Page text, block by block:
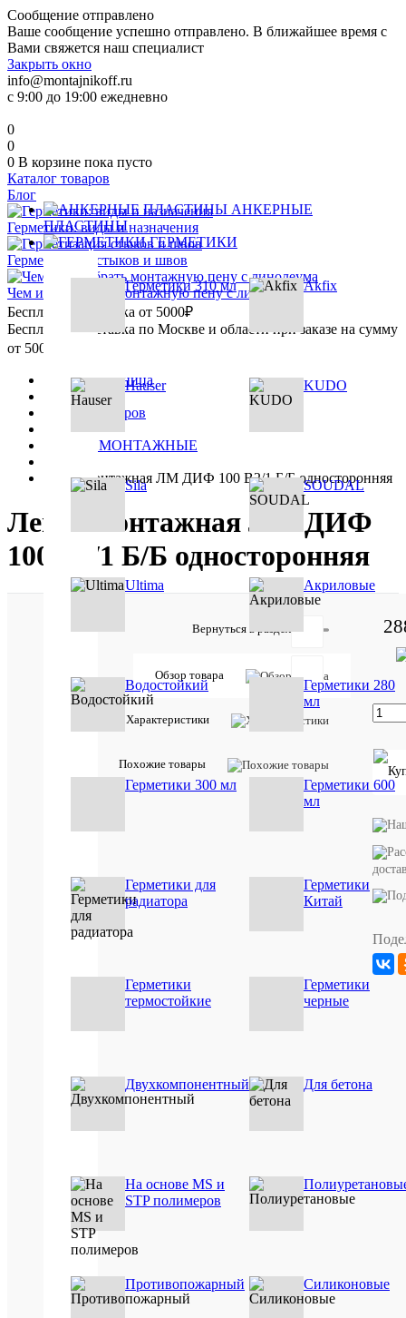
Сообщение отправлено
Ваше сообщение успешно отправлено. В ближайшее время с
Вами свяжется наш специалист
Закрыть окно
info@montajnikoff.ru
с 9:00 до 19:00 ежедневно
0
0
0 В корзине пока пусто
Каталог товаров
АНКЕРНЫЕ
ПЛАСТИНЫ
ГЕРМЕТИКИ
Герметики 310 мл Akfix
Hauser KUDO
Sila SOUDAL
Ultima Акриловые
Водостойкий
Герметики 280
мл
Герметики 300 мл
Герметики 600
мл
Герметики для
радиатора
Герметики
Китай
Герметики
термостойкие
Герметики
черные
Двухкомпонентный Для бетона
На основе MS и
STP полимеров
Противопожарный Силиконовые
Блог
Герметики: виды и назначения
Герметизация стыков и швов
Чем и как убрать монтажную пену с линолеума
Бесплатная доставка от 5000₽
Бесплатная доставка по Москве и области при заказе на сумму
от 5000₽
Главная страница
Каталог товаров
ЛЕНТЫ МОНТАЖНЫЕ
Лента монтажная ЛМ ДИФ 100 В2/1 Б/Б односторонняя
Лента монтажная ЛМ ДИФ
100 В2/1 Б/Б односторонняя
Вернуться в раздел
Обзор товара
Характеристики
Похожие товары
в акции:
Все
Базовая
единица
шт
Вид
работработы
пены
пены
Вид